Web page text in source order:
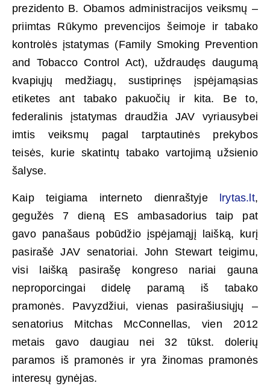
prezidento B. Obamos administracijos veiksmų –
priimtas Rūkymo prevencijos šeimoje ir tabako
kontrolės įstatymas (Family Smoking Prevention
and Tobacco Control Act), uždraudęs daugumą
kvapiųjų medžiagų, sustiprinęs įspėjamąsias
etiketes ant tabako pakuočių ir kita. Be to,
federalinis įstatymas draudžia JAV vyriausybei
imtis veiksmų pagal tarptautinės prekybos
teisės, kurie skatintų tabako vartojimą užsienio
šalyse.
Kaip teigiama interneto dienraštyje lrytas.lt,
gegužės 7 dieną ES ambasadorius taip pat
gavo panašaus pobūdžio įspėjamąjį laišką, kurį
pasirašė JAV senatoriai. John Stewart teigimu,
visi laišką pasirašę kongreso nariai gauna
neproporcingai didelę paramą iš tabako
pramonės. Pavyzdžiui, vienas pasirašiusiųjų –
senatorius Mitchas McConnellas, vien 2012
metais gavo daugiau nei 32 tūkst. dolerių
paramos iš pramonės ir yra žinomas pramonės
interesų gynėjas.